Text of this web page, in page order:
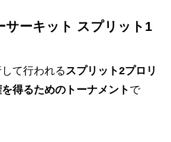
サーキット スプリット1
て行われる スプリット2プロリ
得るためのトーナメント で